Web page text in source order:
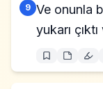
9 Ve onunla
yukarı